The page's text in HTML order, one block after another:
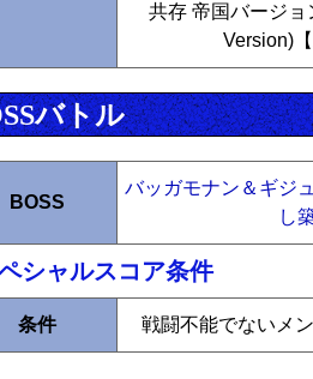
共存 帝国バージョ
Version)【
バトル
BOSS
バッガモナン＆ギジ
し
シャルスコア条件
条件 戦闘不能でないメ